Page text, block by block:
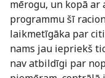
mērogu, un kopā
programmu šī
laikmetīgāka par
nams jau iepriekš
nav atbildīgi par